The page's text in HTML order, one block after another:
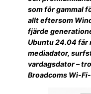
som för gammal
allt eftersom
fjärde
Ubuntu 24.04 får
mediadator,
vardagsdator –
Broadcoms Wi-